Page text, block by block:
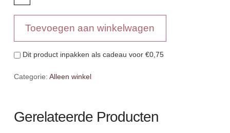
bodyshine
Toevoegen aan winkelwagen
Dit product inpakken als cadeau voor €0,75
Categorie: Alleen winkel
Gerelateerde Producten